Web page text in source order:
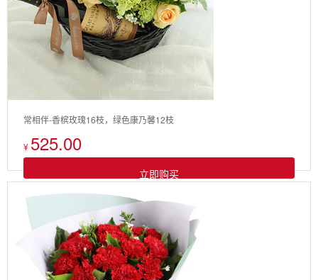
常相伴-香槟玫瑰16枝，绿色康乃馨12枝
¥ 525.00
立即购买